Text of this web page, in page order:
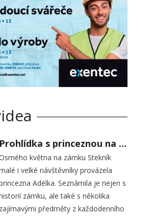
Prohlídka s princeznou na zámku Stekník
května na zámku Stekník
i velké návštěvníky provázela
Adélka. Seznámila je nejen s
zámku, ale také s několika
zajímavými předměty z každodenního